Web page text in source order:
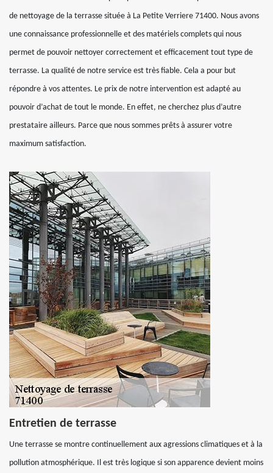
de nettoyage de la terrasse située à La Petite Verriere 71400. Nous avons
une connaissance professionnelle et des matériels complets qui nous
permet de pouvoir nettoyer correctement et efficacement tout type de
terrasse. La qualité de notre service est très fiable. Cela a pour but
répondre à vos attentes. Le prix de notre intervention est adapté au
pouvoir d’achat de tout le monde. En effet, ne cherchez plus d’autre
prestataire ailleurs. Parce que nous sommes prêts à assurer votre
maximum satisfaction.
Entretien de terrasse
Une terrasse se montre continuellement aux agressions climatiques et à la
pollution atmosphérique. Il est très logique si son apparence devient moins